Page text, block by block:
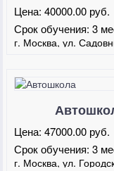
Цена:40000.00 руб.
Срок обучения:3
г. Москва, ул.
Цена:47000.00 руб.
Срок обучения:3
г. Москва, ул.